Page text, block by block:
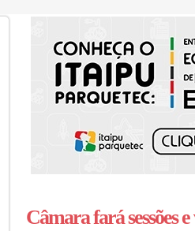
Câmara fará sessões